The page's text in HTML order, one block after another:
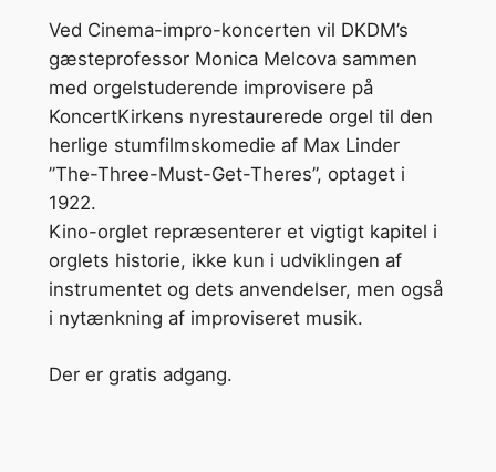
Ved Cinema-impro-koncerten vil DKDM’s
gæsteprofessor Monica Melcova sammen
med orgelstuderende improvisere på
KoncertKirkens nyrestaurerede orgel til den
herlige stumfilmskomedie af Max Linder
”The-Three-Must-Get-Theres”, optaget i
1922.
Kino-orglet repræsenterer et vigtigt kapitel i
orglets historie, ikke kun i udviklingen af
instrumentet og dets anvendelser, men også
i nytænkning af improviseret musik.
Der er gratis adgang.